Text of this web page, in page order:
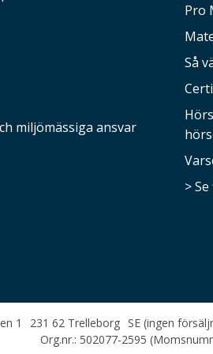
miljömässiga ansvar
Pro
Så
>
1 231 62 Trelleborg SE (ingen
Org.nr.: 502077-2595